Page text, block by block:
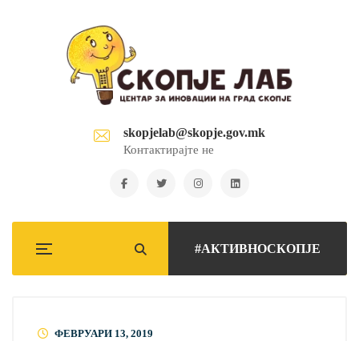
skopjelab@skopje.gov.mk
Контактирајте не
#АКТИВНОСКОПЈЕ
ФЕВРУАРИ 13, 2019